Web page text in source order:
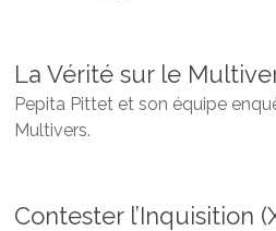
La Vérité sur le
Pepita Pittet et son équipe
Multivers.
Contester l’Inquisition